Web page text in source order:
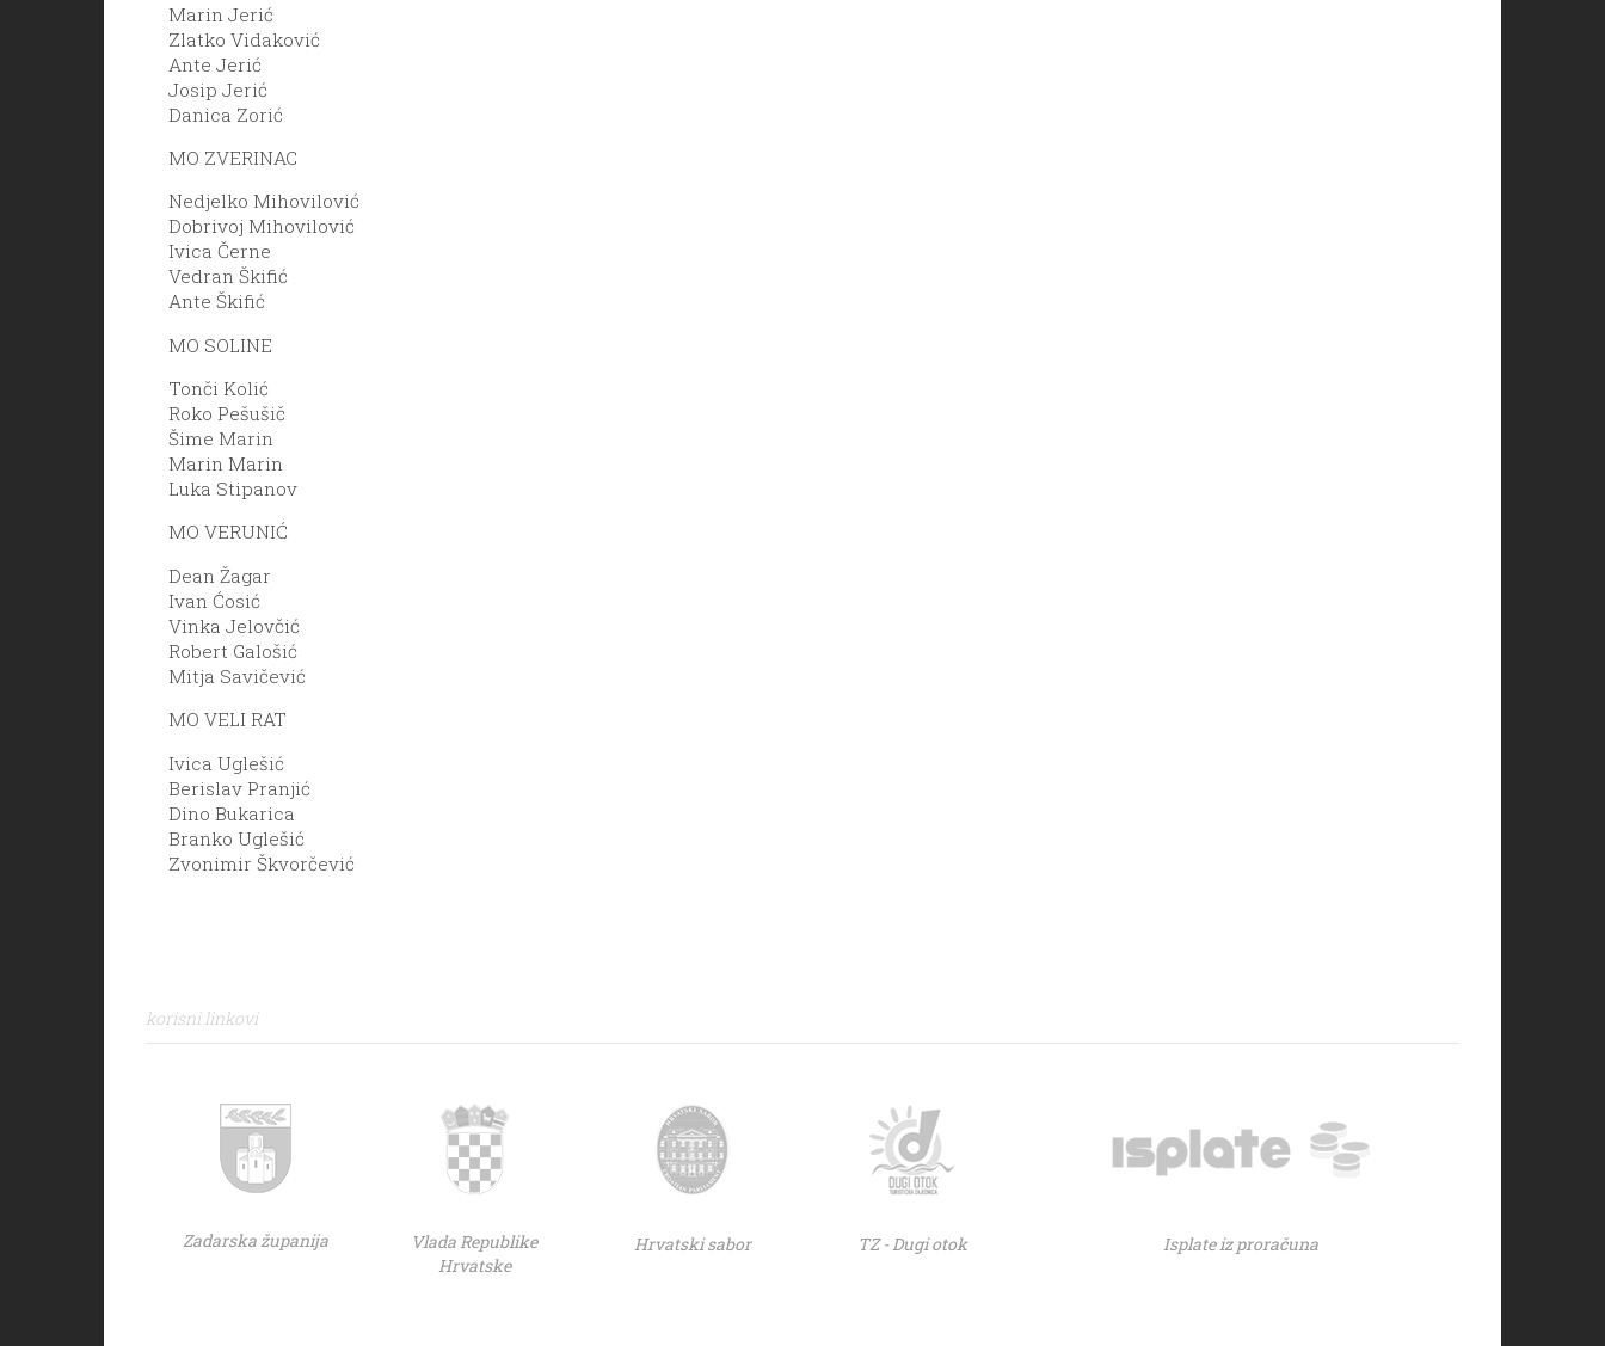
Marin Jerić
Zlatko Vidaković
Ante Jerić
Josip Jerić
Danica Zorić
MO ZVERINAC
Nedjelko Mihovilović
Dobrivoj Mihovilović
Ivica Černe
Vedran Škifić
Ante Škifić
MO SOLINE
Tonči Kolić
Roko Pešušič
Šime Marin
Marin Marin
Luka Stipanov
MO VERUNIĆ
Dean Žagar
Ivan Ćosić
Vinka Jelovčić
Robert Galošić
Mitja Savičević
MO VELI RAT
Ivica Uglešić
Berislav Pranjić
Dino Bukarica
Branko Uglešić
Zvonimir Škvorčević
korisni linkovi
Zadarska županija
Vlada Republike
Hrvatske
Hrvatski sabor TZ - Dugi otok Isplate iz proračuna